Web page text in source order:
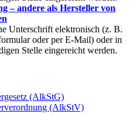
– andere als Hersteller von
Unterschrift elektronisch (z. B.
oder per E-Mail) oder in
Stelle eingereicht werden.
(AlkStG)
(AlkStV)